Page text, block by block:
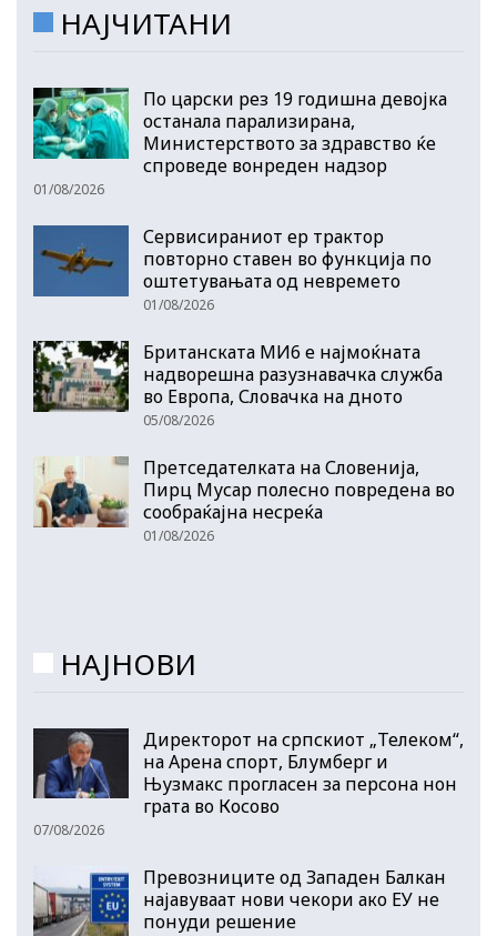
НАЈЧИТАНИ
По царски рез 19 годишна девојка
останала парализирана,
Министерството за здравство ќе
спроведе вонреден надзор
01/08/2026
Сервисираниот ер трактор
повторно ставен во функција по
оштетувањата од невремето
01/08/2026
Британската МИ6 е најмоќната
надворешна разузнавачка служба
во Европа, Словачка на дното
05/08/2026
Претседателката на Словенија,
Пирц Мусар полесно повредена во
сообраќајна несреќа
01/08/2026
НАЈНОВИ
Директорот на српскиот „Телеком“,
на Арена спорт, Блумберг и
Њузмакс прогласен за персона нон
грата во Косово
07/08/2026
Превозниците од Западен Балкан
најавуваат нови чекори ако ЕУ не
понуди решение